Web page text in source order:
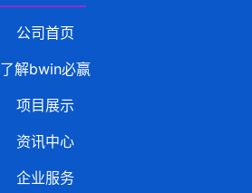
公司首页
了解bwin必赢
项目展示
资讯中心
企业服务